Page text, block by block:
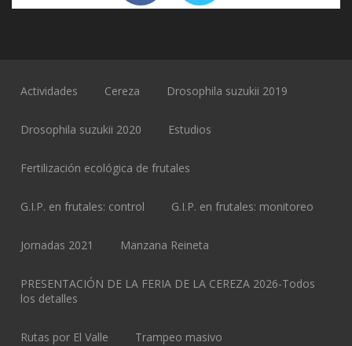
Actividades Cereza Drosophila suzukii 2019
Drosophila suzukii 2020 Estudios
Fertilización ecológica de frutales
G.I.P. en frutales: control G.I.P. en frutales: monitoreo
Jornadas 2021 Manzana Reineta
PRESENTACIÓN DE LA FERIA DE LA CEREZA 2026-Todos
los detalles
Rutas por El Valle Trampeo masivo